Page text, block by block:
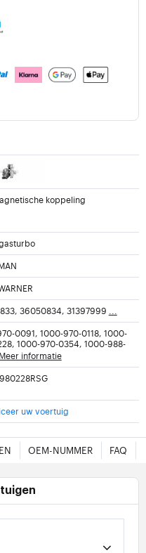
koppeling
36050834, 31397999 ...
0091, 1000-970-0118, 1000-
1000-970-0354, 1000-988-
Meer informatie
uw voertuig
OEM-NUMMER FAQ